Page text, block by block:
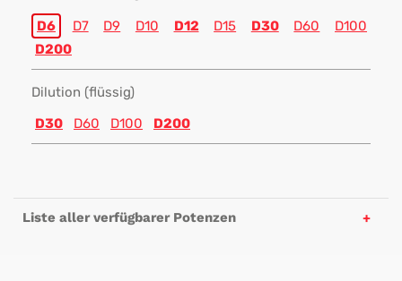
D6 D7 D9 D10 D12 D15 D30 D60
D100
D200
Dilution (flüssig)
D30
D60 D100 D200
Liste aller verfügbarer Potenzen